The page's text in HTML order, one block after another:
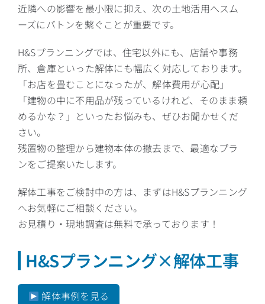
近隣への影響を最小限に抑え、次の土地活用へスム
ーズにバトンを繋ぐことが重要です。
H&Sプランニングでは、住宅以外にも、店舗や事務
所、倉庫といった解体にも幅広く対応しております。
「お店を畳むことになったが、解体費用が心配」
「建物の中に不用品が残っているけれど、そのまま頼
めるかな？」といったお悩みも、ぜひお聞かせくだ
さい。
残置物の整理から建物本体の撤去まで、最適なプラ
ンをご提案いたします。
解体工事をご検討中の方は、まずはH&Sプランニング
へお気軽にご相談ください。
お見積り・現地調査は無料で承っております！
H&Sプランニング×解体工事
解体事例を見る